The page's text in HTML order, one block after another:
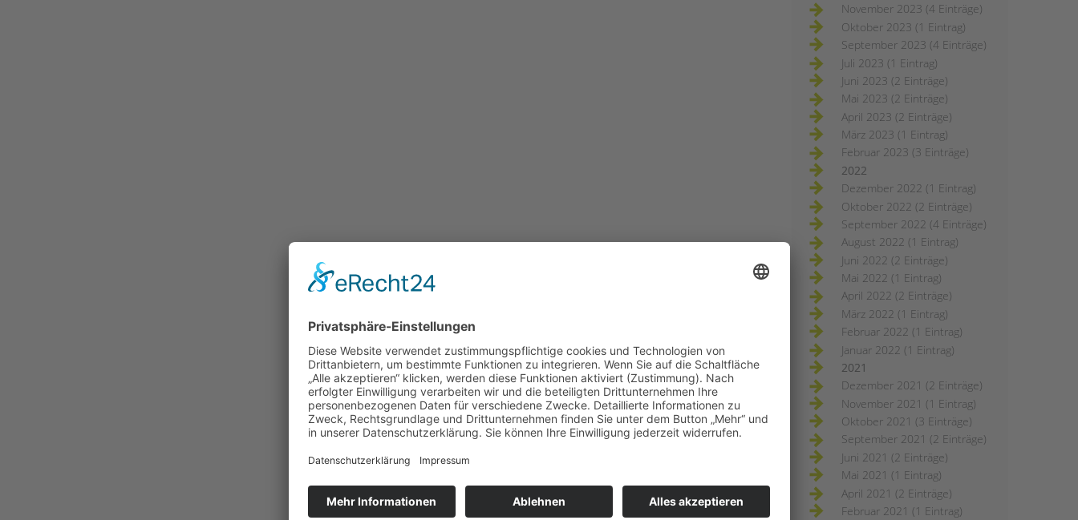
November 2023 (4 Einträge)
Oktober 2023 (1 Eintrag)
September 2023 (4 Einträge)
Juli 2023 (1 Eintrag)
Juni 2023 (2 Einträge)
Mai 2023 (2 Einträge)
April 2023 (2 Einträge)
März 2023 (1 Eintrag)
Februar 2023 (3 Einträge)
2022
Dezember 2022 (1 Eintrag)
Oktober 2022 (2 Einträge)
September 2022 (4 Einträge)
August 2022 (1 Eintrag)
Juni 2022 (2 Einträge)
Mai 2022 (1 Eintrag)
April 2022 (2 Einträge)
März 2022 (1 Eintrag)
Februar 2022 (1 Eintrag)
Januar 2022 (1 Eintrag)
2021
Dezember 2021 (2 Einträge)
November 2021 (1 Eintrag)
Oktober 2021 (3 Einträge)
September 2021 (2 Einträge)
Juni 2021 (2 Einträge)
Mai 2021 (1 Eintrag)
April 2021 (2 Einträge)
Februar 2021 (1 Eintrag)